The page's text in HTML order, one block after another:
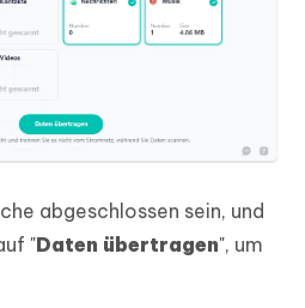
abgeschlossen sein, und
"Daten übertragen", um